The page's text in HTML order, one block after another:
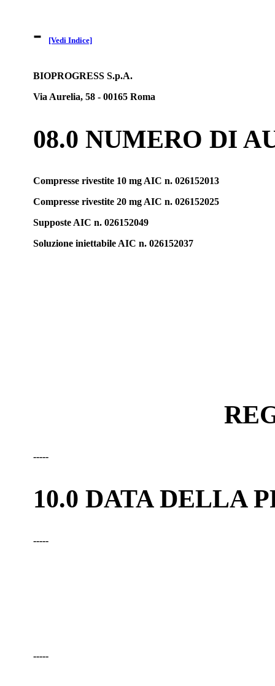
- [Vedi Indice]
BIOPROGRESS S.p.A.
Via Aurelia, 58 - 00165 Roma
08.0 NUMERO DI
Compresse rivestite 10 mg AIC n. 026152013
Compresse rivestite 20 mg AIC n. 026152025
Supposte AIC n. 026152049
Soluzione iniettabile AIC n. 026152037
-----
10.0 DATA DELLA
-----
-----